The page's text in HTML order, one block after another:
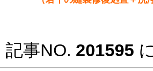
記事NO. 201595